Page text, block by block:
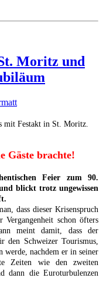
Moritz und
mit Festakt in St. Moritz.
Gäste brachte!
Feier zum 90.
blickt trotz ungewissen
dass dieser Krisenspruch
schon öfters
meint damit, dass der
den Schweizer Tourismus,
werde, nachdem er in seiner
Zeiten wie den zweiten
dann die Euroturbulenzen